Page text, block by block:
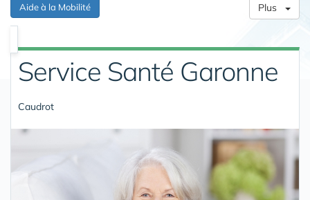
Aide à la Mobilité Plus
Service Santé Garonne
Caudrot